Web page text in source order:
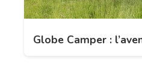
Globe Camper :